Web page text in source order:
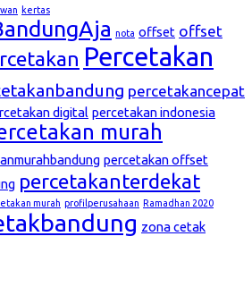
kertas
nota offset offset
Percetakan
percetakancepat
digital percetakan indonesia
murah
percetakan offset
percetakanterdekat
murah profilperusahaan Ramadhan 2020
zona cetak